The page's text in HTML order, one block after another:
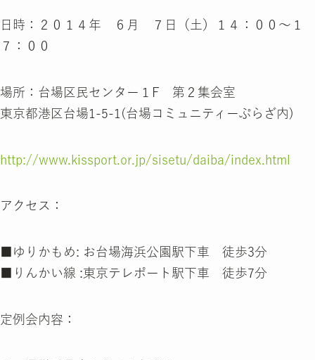
日時：２０１４年 ６月 ７日（土）１４：００～１
７：００
場所：台場区民センター１F 第２集会室
東京都港区台場1-5-1(台場コミュニティーぷらざ内)
http://www.kissport.or.jp/sisetu/daiba/index.html
アクセス：
■ゆりかもめ: お台場海浜公園駅下車 徒歩3分
■りんかい線 :東京テレポート駅下車 徒歩7分
定例会内容：